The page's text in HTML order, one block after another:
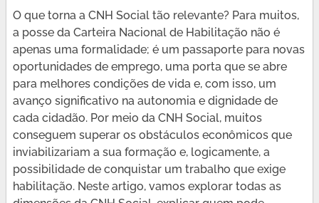
O que torna a CNH Social tão relevante? Para muitos,
a posse da Carteira Nacional de Habilitação não é
apenas uma formalidade; é um passaporte para novas
oportunidades de emprego, uma porta que se abre
para melhores condições de vida e, com isso, um
avanço significativo na autonomia e dignidade de
cada cidadão. Por meio da CNH Social, muitos
conseguem superar os obstáculos econômicos que
inviabilizariam a sua formação e, logicamente, a
possibilidade de conquistar um trabalho que exige
habilitação. Neste artigo, vamos explorar todas as